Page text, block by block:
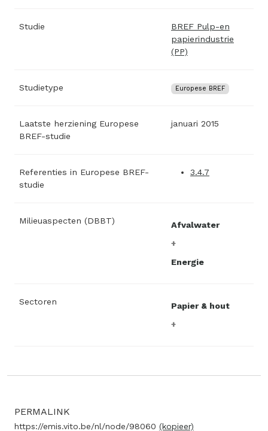
Studie
BREF Pulp-en
papierindustrie
(PP)
Studietype Europese BREF
Laatste herziening Europese
BREF-studie
januari 2015
Referenties in Europese BREF-
studie
3.4.7
Milieuaspecten (DBBT) Afvalwater
Energie
Sectoren Papier & hout
PERMALINK
https://emis.vito.be/nl/node/98060 (kopieer)